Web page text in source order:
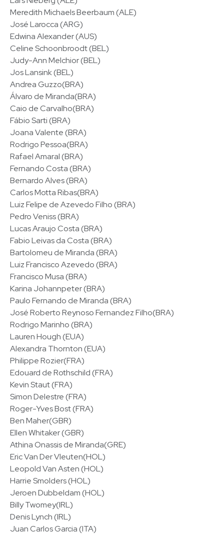
Meredith Michaels Beerbaum (ALE)
José Larocca (ARG)
Edwina Alexander (AUS)
Celine Schoonbroodt (BEL)
Judy-Ann Melchior (BEL)
Jos Lansink (BEL)
Andrea Guzzo(BRA)
Álvaro de Miranda(BRA)
Caio de Carvalho(BRA)
Fábio Sarti (BRA)
Joana Valente (BRA)
Rodrigo Pessoa(BRA)
Rafael Amaral (BRA)
Fernando Costa (BRA)
Bernardo Alves (BRA)
Carlos Motta Ribas(BRA)
Luiz Felipe de Azevedo Filho (BRA)
Pedro Veniss (BRA)
Lucas Araujo Costa (BRA)
Fabio Leivas da Costa (BRA)
Bartolomeu de Miranda (BRA)
Luiz Francisco Azevedo (BRA)
Francisco Musa (BRA)
Karina Johannpeter (BRA)
Paulo Fernando de Miranda (BRA)
José Roberto Reynoso Fernandez Filho(BRA)
Rodrigo Marinho (BRA)
Lauren Hough (EUA)
Alexandra Thornton (EUA)
Philippe Rozier(FRA)
Edouard de Rothschild (FRA)
Kevin Staut (FRA)
Simon Delestre (FRA)
Roger-Yves Bost (FRA)
Ben Maher(GBR)
Ellen Whitaker (GBR)
Athina Onassis de Miranda(GRE)
Eric Van Der Vleuten(HOL)
Leopold Van Asten (HOL)
Harrie Smolders (HOL)
Jeroen Dubbeldam (HOL)
Billy Twomey(IRL)
Denis Lynch (IRL)
Juan Carlos Garcia (ITA)